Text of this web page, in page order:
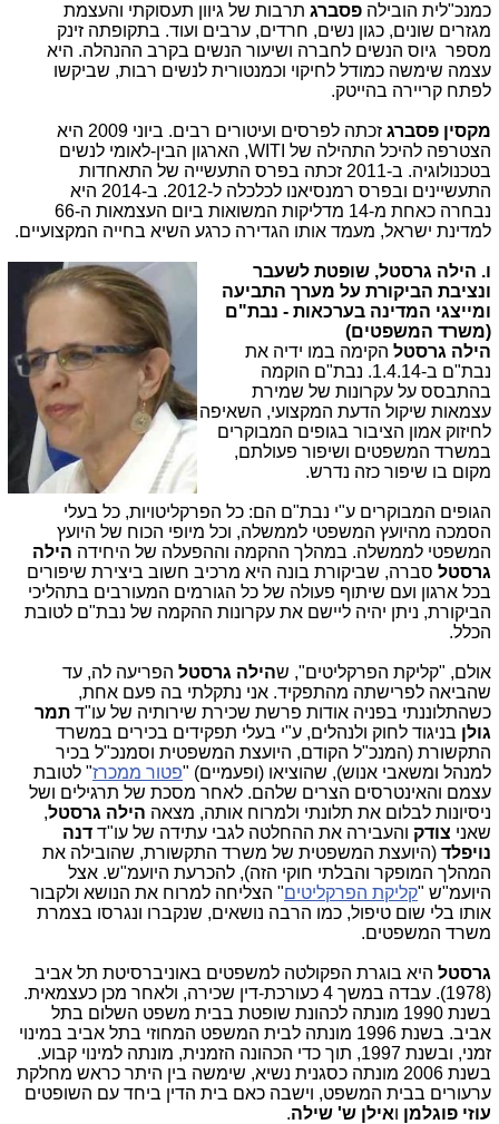
כמנכ"לית הובילה פסברג תרבות של גיוון תעסוקתי והעצמת
מגזרים שונים, כגון נשים, חרדים, ערבים ועוד. בתקופתה זינק
מספר גיוס הנשים לחברה ושיעור הנשים בקרב ההנהלה. היא
עצמה שימשה כמודל לחיקוי וכמנטורית לנשים רבות, שביקשו
לפתח קריירה בהייטק.
מקסין פסברג
זכתה לפרסים ועיטורים רבים. ביוני 2009 היא
הצטרפה להיכל התהילה של WITI, הארגון הבין-לאומי לנשים
בטכנולוגיה. ב-2011 זכתה בפרס התעשייה של התאחדות
התעשיינים ובפרס רמנסיאנו לכלכלה ל-2012. ב-2014 היא
נבחרה כאחת מ-14 מדליקות המשואות ביום העצמאות ה-66
למדינת ישראל, מעמד אותו הגדירה כרגע השיא בחייה המקצועיים.
ו. הילה גרסטל, שופטת לשעבר
ונציבת הביקורת על מערך התביעה
ומייצגי המדינה בערכאות - נבת"ם
(משרד המשפטים)
הילה גרסטל הקימה במו ידיה את
נבת"ם ב-1.4.14. נבת"ם הוקמה
בהתבסס על עקרונות של שמירת
עצמאות שיקול הדעת המקצועי, השאיפה
לחיזוק אמון הציבור בגופים המבוקרים
במשרד המשפטים ושיפור פעולתם,
מקום בו שיפור כזה נדרש.
הגופים המבוקרים ע"י נבת"ם הם: כל הפרקליטויות, כל בעלי
הסמכה מהיועץ המשפטי לממשלה, וכל מיופי הכוח של היועץ
המשפטי לממשלה. במהלך ההקמה וההפעלה של היחידה הילה
גרסטל סברה, שביקורת בונה היא מרכיב חשוב ביצירת שיפורים
בכל ארגון ועם שיתוף פעולה של כל הגורמים המעורבים בתהליכי
הביקורת, ניתן יהיה ליישם את עקרונות ההקמה של נבת"ם לטובת
הכלל.
אולם, "קליקת הפרקליטים", שהילה גרסטל הפריעה לה, עד
שהביאה לפרישתה מהתפקיד. אני נתקלתי בה פעם אחת,
כשהתלוננתי בפניה אודות פרשת שכירת שירותיה של עו"ד תמר
גולן בניגוד לחוק ולנהלים, ע"י בעלי תפקידים בכירים במשרד
התקשורת (המנכ"ל הקודם, היועצת המשפטית וסמנכ"ל בכיר
למנהל ומשאבי אנוש), שהוציאו (ופעמיים) "פטור ממכרז" לטובת
עצמם והאינטרסים הצרים שלהם. לאחר מסכת של תרגילים ושל
ניסיונות לבלום את תלונתי ולמרוח אותה, מצאה הילה גרסטל,
שאני צודק והעבירה את ההחלטה לגבי עתידה של עו"ד דנה
נויפלד (היועצת המשפטית של משרד התקשורת, שהובילה את
המהלך המופקר והבלתי חוקי הזה), להכרעת היועמ"ש. אצל
היועמ"ש "קליקת הפרקליטים" הצליחה למרוח את הנושא ולקבור
אותו בלי שום טיפול, כמו הרבה נושאים, שנקברו ונגרסו בצמרת
משרד המשפטים.
גרסטל היא בוגרת הפקולטה למשפטים באוניברסיטת תל אביב
(1978). עבדה במשך 4 כעורכת-דין שכירה, ולאחר מכן כעצמאית.
בשנת 1990 מונתה לכהונת שופטת בבית משפט השלום בתל
אביב. בשנת 1996 מונתה לבית המשפט המחוזי בתל אביב במינוי
זמני, ובשנת 1997, תוך כדי הכהונה הזמנית, מונתה למינוי קבוע.
בשנת 2006 מונתה כסגנית נשיא, שימשה בין היתר כראש מחלקת
ערעורים בבית המשפט, וישבה כאם בית הדין ביחד עם השופטים
עוזי פוגלמן ואילן ש' שילה.